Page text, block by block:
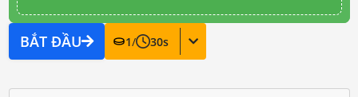
BẮT ĐẦU 1/ 30s